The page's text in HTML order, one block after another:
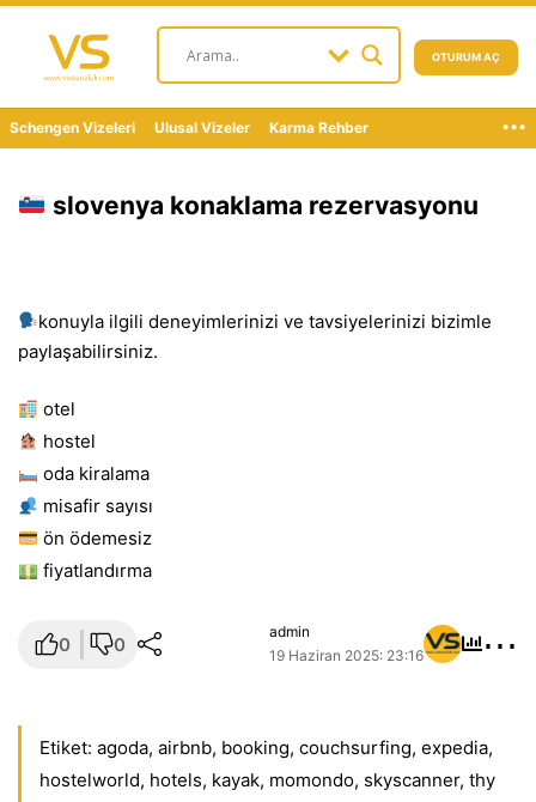
OTURUM AÇ
Schengen Vizeleri Ulusal Vizeler Karma Rehber ...
slovenya konaklama rezervasyonu
konuyla ilgili deneyimlerinizi ve tavsiyelerinizi bizimle
paylaşabilirsiniz.
otel
hostel
oda kiralama
misafir sayısı
ön ödemesiz
fiyatlandırma
0 0
admin
19 Haziran 2025: 23:16
⋯
Etiket: agoda, airbnb, booking, couchsurfing, expedia,
hostelworld, hotels, kayak, momondo, skyscanner, thy